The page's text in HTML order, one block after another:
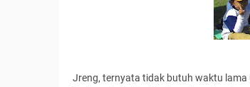
Jreng, ternyata tidak butuh waktu lama